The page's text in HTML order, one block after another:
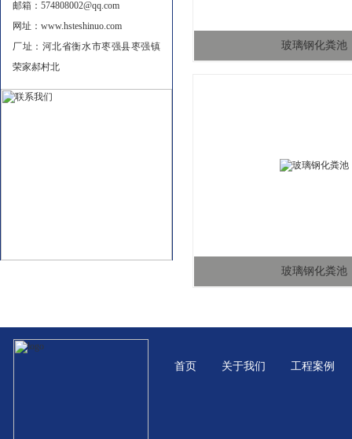
邮箱：574808002@qq.com
网址：www.hsteshinuo.com
厂址：河北省衡水市枣强县枣强镇
荣家郝村北
玻璃钢化粪池
玻璃钢化粪池
首页 关于我们 工程案例